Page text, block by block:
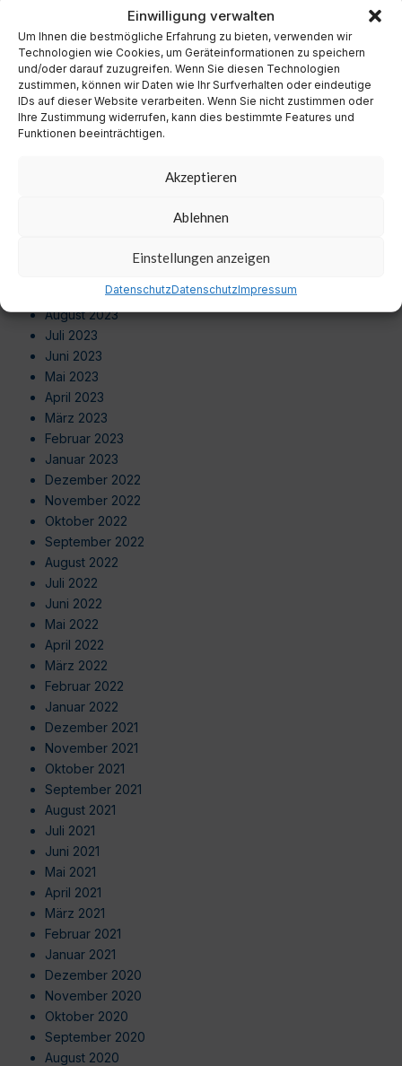
Einwilligung verwalten
Um Ihnen die bestmögliche Erfahrung zu bieten, verwenden wir
Technologien wie Cookies, um Geräteinformationen zu speichern
und/oder darauf zuzugreifen. Wenn Sie diesen Technologien
zustimmen, können wir Daten wie Ihr Surfverhalten oder eindeutige
IDs auf dieser Website verarbeiten. Wenn Sie nicht zustimmen oder
Ihre Zustimmung widerrufen, kann dies bestimmte Features und
Funktionen beeinträchtigen.
Akzeptieren
Ablehnen
Einstellungen anzeigen
DatenschutzDatenschutzImpressum
September 2024
August 2024
Juli 2024
Juni 2024
Mai 2024
November 2023
September 2023
August 2023
Juli 2023
Juni 2023
Mai 2023
April 2023
März 2023
Februar 2023
Januar 2023
Dezember 2022
November 2022
Oktober 2022
September 2022
August 2022
Juli 2022
Juni 2022
Mai 2022
April 2022
März 2022
Februar 2022
Januar 2022
Dezember 2021
November 2021
Oktober 2021
September 2021
August 2021
Juli 2021
Juni 2021
Mai 2021
April 2021
März 2021
Februar 2021
Januar 2021
Dezember 2020
November 2020
Oktober 2020
September 2020
August 2020